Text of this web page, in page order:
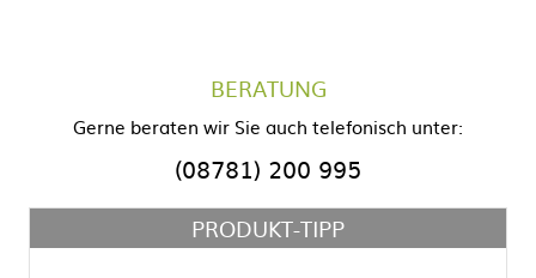
BERATUNG
Gerne beraten wir Sie auch telefonisch unter:
(08781) 200 995
PRODUKT-TIPP